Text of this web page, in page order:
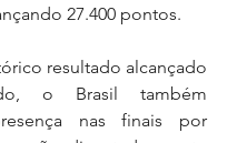
27.400 pontos.
resultado alcançado
o Brasil também
nas finais por